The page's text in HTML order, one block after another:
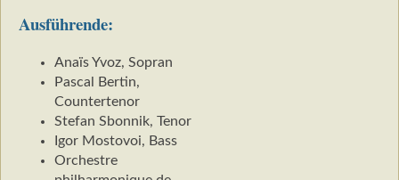
Ausführende:
Anaïs Yvoz, Sopran
Pascal Bertin,
Countertenor
Stefan Sbonnik, Tenor
Igor Mostovoi, Bass
Orchestre